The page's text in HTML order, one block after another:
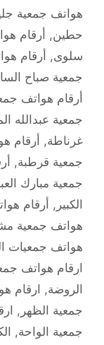
هواتف جمعية
حطين, أرقام
سلوى, أرقام
جمعية صباح
أرقام هواتف
جمعية عبدالله
غرناطة, أرقام
جمعية قرطبة,
جمعية مبارك
الكبير , أرقام
هواتف جمعية
هواتف جمعيات
ارقام هواتف
الروضة, ارقام
جمعية الظهر ,
جمعية الواحة,